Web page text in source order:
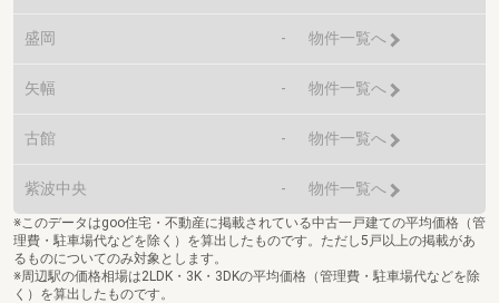
盛岡 - 物件一覧へ
矢幅 - 物件一覧へ
古館 - 物件一覧へ
紫波中央 - 物件一覧へ
※このデータはgoo住宅・不動産に掲載されている中古一戸建ての平均価格（管
理費・駐車場代などを除く）を算出したものです。ただし5戸以上の掲載があ
るものについてのみ対象とします。
※周辺駅の価格相場は2LDK・3K・3DKの平均価格（管理費・駐車場代などを除
く）を算出したものです。